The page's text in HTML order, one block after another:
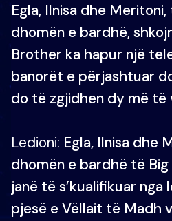
Egla, Ilnisa dhe
dhomën e bardhë,
Brother ka hapur një
banorët e përjashtuar
do të zgjidhen dy më të
Ledioni: Egla, Ilnisa dhe
dhomën e bardhë të
janë të s’kualifikuar nga
pjesë e Vëllait të Madh